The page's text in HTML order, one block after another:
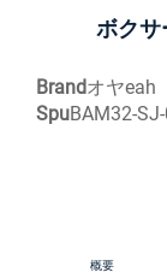
ボクサ
Brandオヤeah
SpuBAM32-
概要